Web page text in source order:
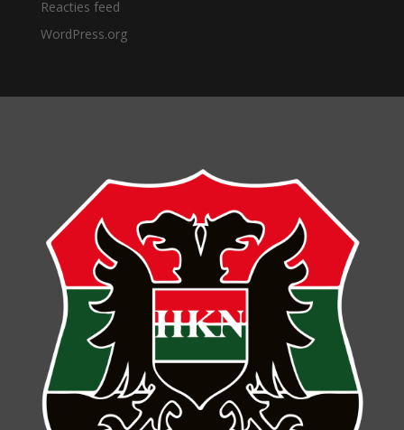
Reacties feed
WordPress.org